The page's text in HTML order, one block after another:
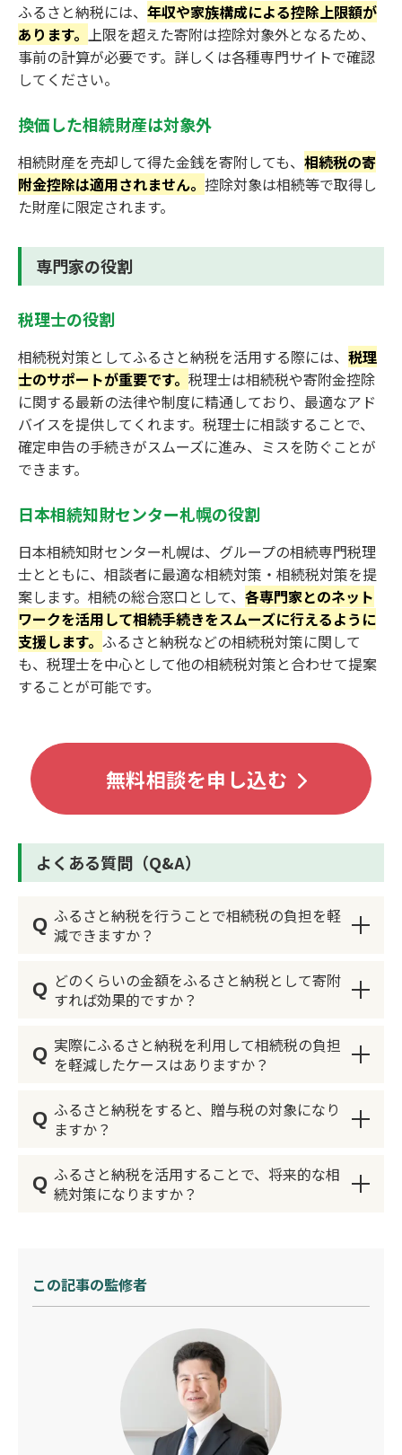
ふるさと納税には、 年収や家族構成による控除上限額が
あります。 上限を超えた寄附は控除対象外となるため、
事前の計算が必要です。詳しくは各種専門サイトで確認
してください。
換価した相続財産は対象外
相続財産を売却して得た金銭を寄附しても、 相続税の寄
附金控除は適用されません。 控除対象は相続等で取得し
た財産に限定されます。
専門家の役割
税理士の役割
相続税対策としてふるさと納税を活用する際には、 税理
士のサポートが重要です。 税理士は相続税や寄附金控除
に関する最新の法律や制度に精通しており、最適なアド
バイスを提供してくれます。税理士に相談することで、
確定申告の手続きがスムーズに進み、ミスを防ぐことが
できます。
日本相続知財センター札幌の役割
日本相続知財センター札幌は、グループの相続専門税理
士とともに、相談者に最適な相続対策・相続税対策を提
案します。相続の総合窓口として、 各専門家とのネット
ワークを活用して相続手続きをスムーズに行えるように
支援します。 ふるさと納税などの相続税対策に関して
も、税理士を中心として他の相続税対策と合わせて提案
することが可能です。
無料相談を申し込む
よくある質問（Q&A）
Q ふるさと納税を行うことで相続税の負担を軽
減できますか？
ふるさと納税を利用することで、寄附金控除を受
減少し、相続税の負担を軽減することが可能で
す。
Q どのくらいの金額をふるさと納税として寄附
すれば効果的ですか？
相続税の課税対象額や自身の所得状況によります
行うことが重要です。具体的な金額については、
税理士に相談することをおすすめします。
Q 実際にふるさと納税を利用して相続税の負担
を軽減したケースはありますか？
多くの事例があります。例えば、相続財産が多い
附金控除を受けることで相続税の負担を軽減した
ケースがあります。このような具体的な事例につ
Q ふるさと納税をすると、贈与税の対象になり
ますか？
いいえ、ふるさと納税は自己の名義で行う寄附で
い、子供が住民税の控除を受ける場合）などは、
贈与とみなされる可能性があります。そのため、
寄附を行う際には、寄附者本人の名義で手続きを
行うことが重要です。
Q ふるさと納税を活用することで、将来的な相
続対策になりますか？
産を減少させる手段の一つとして活用できます。
特に、相続財産が多く課税対象額を減らしたい場
合、毎年計画的にふるさと納税を行うことで、所
得税・住民税の控除を受けながら財産を減らすこ
とができます。ただし、ふるさと納税には年間の
控除上限額があるため、大規模な相続対策として
は限界があることに注意が必要です。
この記事の監修者